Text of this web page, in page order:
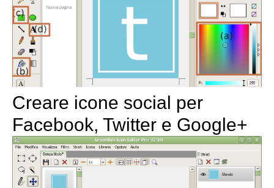
Creare icone social per
Facebook, Twitter e Google+